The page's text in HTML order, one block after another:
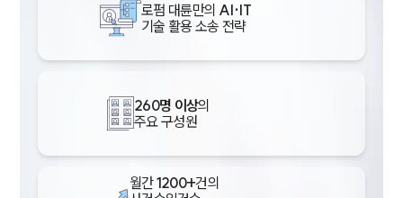
로펌 대륜만의 AI·IT
기술 활용 소송 전략
260명 이상의
주요 구성원
월간1200+건의